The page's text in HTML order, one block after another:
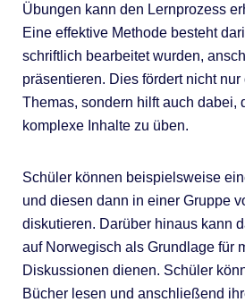
Übungen kann den Lernprozess
Eine effektive Methode besteht
schriftlich bearbeitet wurden,
präsentieren. Dies fördert nicht
Themas, sondern hilft auch dabei,
komplexe Inhalte zu üben.
Schüler können beispielsweise
und diesen dann in einer Gruppe
diskutieren. Darüber hinaus kann
auf Norwegisch als Grundlage für
Diskussionen dienen. Schüler
Bücher lesen und anschließend